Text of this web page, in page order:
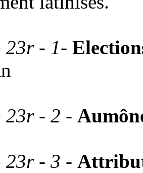
- 1-
- 2 -
- 3 -